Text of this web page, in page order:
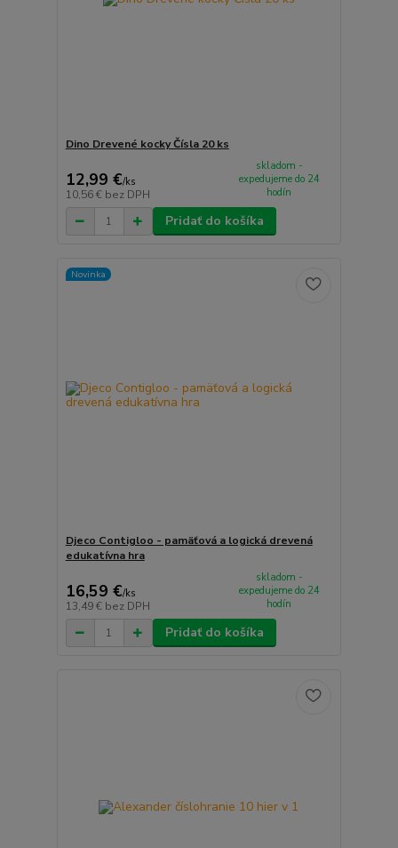
Dino Drevené kocky Čísla 20 ks
12,99 €/ks
10,56 € bez DPH
skladom -
expedujeme do 24
hodín
Pridať do košíka
Novinka
Djeco Contigloo - pamäťová a logická drevená
edukatívna hra
16,59 €/ks
13,49 € bez DPH
skladom -
expedujeme do 24
hodín
Pridať do košíka